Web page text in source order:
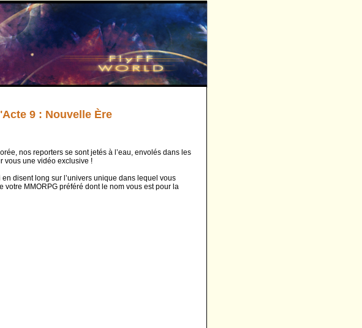
9 : Nouvelle Ère
nos reporters se sont jetés à l’eau, envolés dans les
vous une vidéo exclusive !
disent long sur l’univers unique dans lequel vous
MMORPG préféré dont le nom vous est pour la